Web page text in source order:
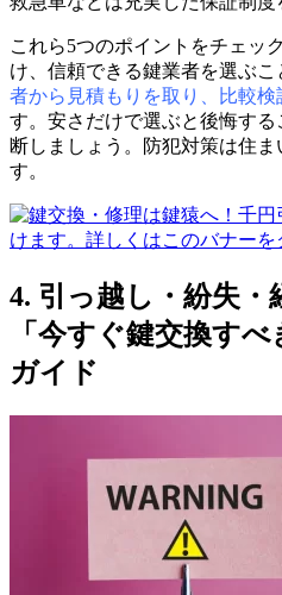
これら5つのポイントをチェッ
け、信頼できる鍵業者を選ぶ
者から見積もりを取り、比較検
す。安さだけで選ぶと後悔す
断しましょう。防犯対策は住
す。
4. 引っ越し・紛失
「今すぐ鍵交換す
ガイド